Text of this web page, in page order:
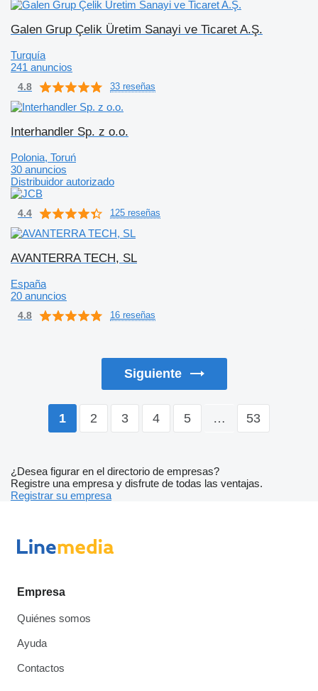
Galen Grup Çelik Üretim Sanayi ve Ticaret A.Ş.
Turquía
241 anuncios
4.8 33 reseñas
Interhandler Sp. z o.o.
Polonia, Toruń
30 anuncios
Distribuidor autorizado
4.4 125 reseñas
AVANTERRA TECH, SL
España
20 anuncios
4.8 16 reseñas
Siguiente
1 2 3 4 5 … 53
¿Desea figurar en el directorio de empresas?
Registre una empresa y disfrute de todas las ventajas.
Registrar su empresa
Empresa
Quiénes somos
Ayuda
Contactos